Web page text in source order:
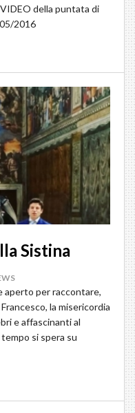
della puntata di
2016
Sistina
aperto per raccontare,
la misericordia
e affascinanti al
si spera su